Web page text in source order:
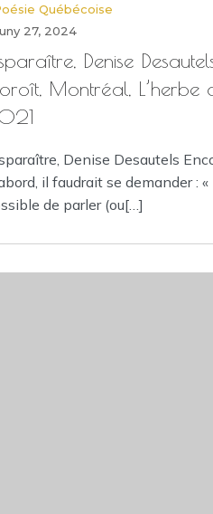
Québécoise
27, 2024
Denise
Montréal, L’herbe
Denise Desautels
il faudrait se demander : «
de parler (ou[…]